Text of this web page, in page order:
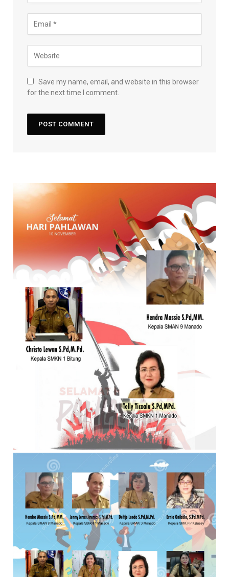
Save my name, email, and website in this browser
for the next time I comment.